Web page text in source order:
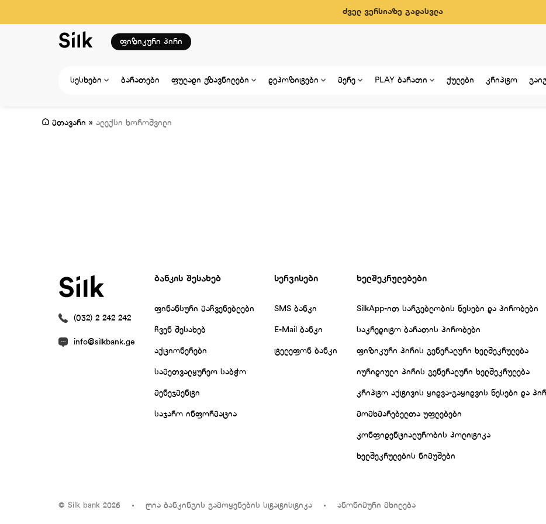
ძველ ვერსიაზე გადასვლა
ფიზიკური პირი
სესხები ბარათები ფულადი გზავნილები დეპოზიტები მერე PLAY ბარათი ქულები კრიპტო
მთავარი » ალექსი ხოროშვილი
(032) 2 242 242
info@silkbank.ge
ბანკის შესახებ
ფინანსური მაჩვენებლები
ჩვენ შესახებ
აქციონერები
სამეთვალყურეო საბჭო
მენეჯმენტი
საჯარო ინფორმაცია
სერვისები
SMS ბანკი
E-Mail ბანკი
ტელეფონ ბანკი
ხელშეკრულებები
SilkApp-ით სარგებლობის წესები და პირობები
საკრედიტო ბარათის პირობები
ფიზიკური პირის გენერალური ხელშეკრულება
იურიდიული პირის გენერალური ხელშეკრულება
კრიპტო აქტივის ყიდვა-გაყიდვის წესები და
მომხმარებელთა უფლებები
კონფიდენციალურობის პოლიტიკა
ხელშეკრულების ნიმუშები
© Silk bank 2026 ღია ბანკინგის გამოყენების სტატისტიკა ანონიმური მხილება